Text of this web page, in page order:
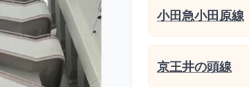
小田急小田原線
京王井の頭線